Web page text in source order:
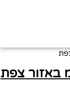
באזור צפת